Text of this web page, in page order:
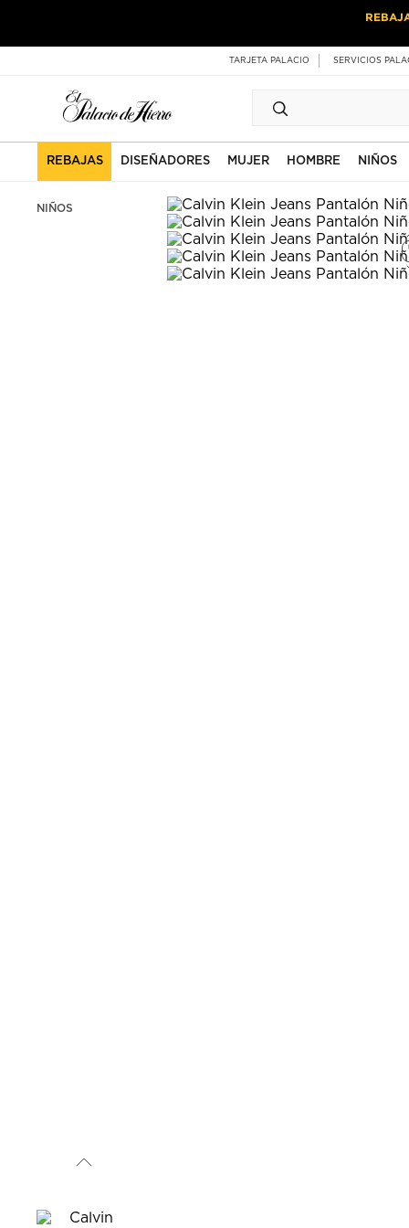
TARJETA PALACIO SERVICIOS
REBAJAS DISEÑADORES MUJER HOMBRE NIÑOS
NIÑOS